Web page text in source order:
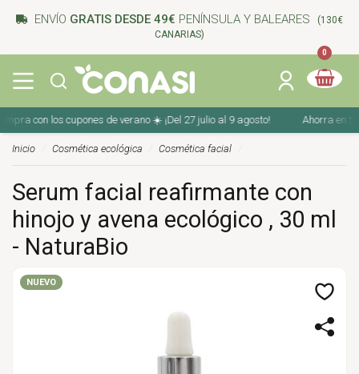
ENVÍO GRATIS DESDE 49€ PENÍNSULA Y BALEARES
(130€
CANARIAS)
0
con los cupones de verano ☀️ ¡Del 27 julio al 9 agosto! Ahorra en tu
Inicio Cosmética ecológica Cosmética facial
Serum facial reafirmante con
hinojo y avena ecológico , 30 ml
- NaturaBio
NUEVO